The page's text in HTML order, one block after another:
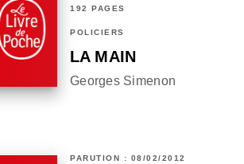
192 PAGES
POLICIERS
LA MAIN
Georges Simenon
PARUTION : 08/02/2012